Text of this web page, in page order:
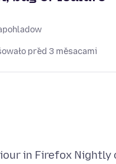
před 3 měsacami
in Firefox